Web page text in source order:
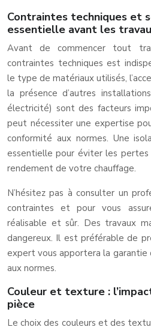
Contraintes techniques et
essentielle avant les
Avant de commencer tout
contraintes techniques est
le type de matériaux utilisés,
la présence d’autres
électricité) sont des facteurs
peut nécessiter une expertise
conformité aux normes. Une
essentielle pour éviter les
rendement de votre chauffage.
N’hésitez pas à consulter un
contraintes et pour vous
réalisable et sûr. Des travaux
dangereux. Il est préférable de
expert vous apportera la garantie
aux normes.
Couleur et texture :
pièce
Le choix des couleurs et des